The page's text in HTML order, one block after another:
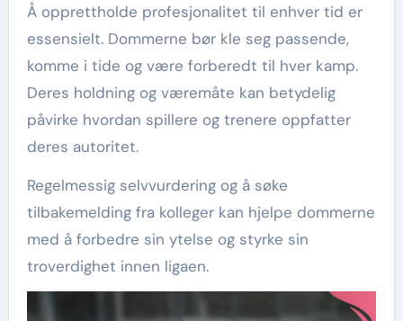
Å opprettholde profesjonalitet til enhver tid er
essensielt. Dommerne bør kle seg passende,
komme i tide og være forberedt til hver kamp.
Deres holdning og væremåte kan betydelig
påvirke hvordan spillere og trenere oppfatter
deres autoritet.
Regelmessig selvvurdering og å søke
tilbakemelding fra kolleger kan hjelpe dommerne
med å forbedre sin ytelse og styrke sin
troverdighet innen ligaen.